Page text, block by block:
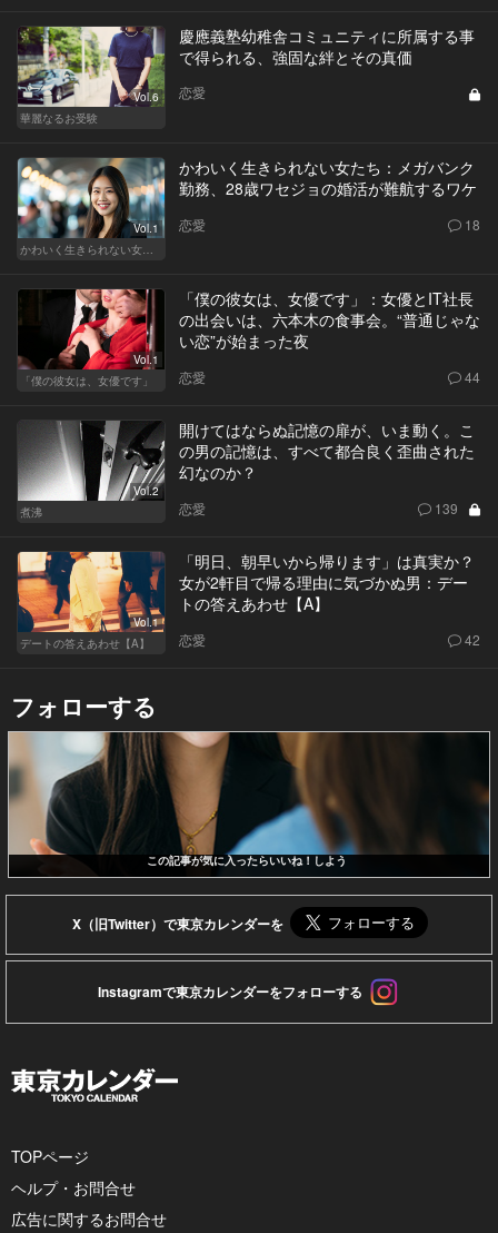
Vol.6
華麗なるお受験
慶應義塾幼稚舎コミュニティに所属する事
で得られる、強固な絆とその真価
恋愛
Vol.1
かわいく生きられない女たち：メガバンク
勤務、28歳ワセジョの婚活が難航するワケ
恋愛 18
Vol.1
「僕の彼女は、女優です」
「僕の彼女は、女優です」：女優とIT社長
の出会いは、六本木の食事会。“普通じゃな
い恋”が始まった夜
恋愛 44
Vol.2
煮沸
開けてはならぬ記憶の扉が、いま動く。こ
の男の記憶は、すべて都合良く歪曲された
幻なのか？
恋愛 139
Vol.1
デートの答えあわせ【A】
「明日、朝早いから帰ります」は真実か？
女が2軒目で帰る理由に気づかぬ男：デー
トの答えあわせ【A】
恋愛 42
フォローする
この記事が気に入ったらいいね！しよう
X（旧Twitter）で東京カレンダーを
Instagramで東京カレンダーをフォローする
TOPページ
ヘルプ・お問合せ
広告に関するお問合せ